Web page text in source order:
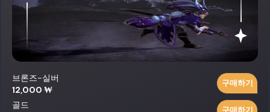
브론즈-실버
12,000 ₩
구매하기
골드
구매하기